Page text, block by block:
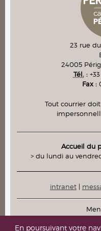
23 rue
24005
Tél. :
Fax :
Tout courrier
Accueil du
> du lundi au
intranet|
En poursuivant votre